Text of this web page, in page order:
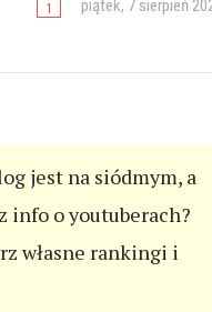
piątek, 7 sierpień
jest na siódmym, a
info o youtuberach?
własne rankingi i